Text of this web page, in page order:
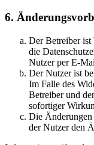
6.
Der Betreiber ist
die
Nutzer per E-
Der Nutzer ist
Im Falle des
Betreiber und
sofortiger
Die Änderungen
der Nutzer den